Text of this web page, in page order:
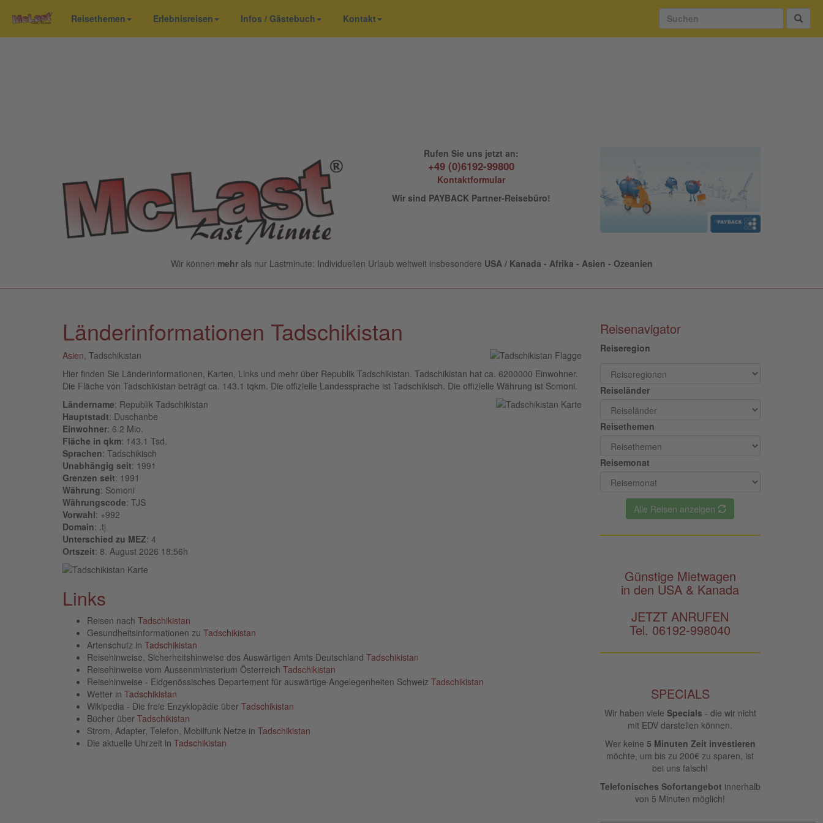
Rufen Sie uns jetzt an:
+49 (0)6192-99800
Kontaktformular
Wir sind PAYBACK Partner-Reisebüro!
Wir können mehrals nur Lastminute: Individuellen Urlaub weltweit insbesondere USA / Kanada - Afrika - Asien - Ozeanien
Reisethemen Erlebnisreisen Infos / Gästebuch Kontakt
Länderinformationen Tadschikistan
Asien , Tadschikistan
Hier finden Sie Länderinformationen, Karten, Links und mehr über Republik Tadschikistan. Tadschikistan hat ca. 6200000 Einwohner.
Die Fläche von Tadschikistan beträgt ca. 143.1 tqkm. Die offizielle Landessprache ist Tadschikisch. Die offizielle Währung ist Somoni.
Ländername: Republik Tadschikistan
Hauptstadt: Duschanbe
Einwohner: 6.2 Mio.
Fläche in qkm: 143.1 Tsd.
Sprachen: Tadschikisch
Unabhängig seit: 1991
Grenzen seit: 1991
Währung: Somoni
Währungscode: TJS
Vorwahl: +992
Domain: .tj
Unterschied zu MEZ: 4
Ortszeit: 8. August 2026 18:56h
Links
Reisen nach Tadschikistan
Gesundheitsinformationen zu Tadschikistan
Artenschutz in Tadschikistan
Reisehinweise, Sicherheitshinweise des Auswärtigen Amts Deutschland Tadschikistan
Reisehinweise vom Aussenministerium Österreich Tadschikistan
Reisehinweise - Eidgenössisches Departement für auswärtige Angelegenheiten Schweiz Tadschikistan
Wetter in Tadschikistan
Wikipedia - Die freie Enzyklopädie über Tadschikistan
Bücher über Tadschikistan
Strom, Adapter, Telefon, Mobilfunk Netze in Tadschikistan
Die aktuelle Uhrzeit in Tadschikistan
Reisenavigator
Reiseregion
Reiseländer
Reisethemen
Reisemonat
Alle Reisen anzeigen
Günstige Mietwagen
in den USA & Kanada
JETZT ANRUFEN
Tel. 06192-998040
SPECIALS
Wir haben viele Specials - die wir nicht
mit EDV darstellen können.
Wer keine 5 Minuten Zeit investieren
möchte, um bis zu 200€ zu sparen, ist
bei uns falsch!
Telefonisches Sofortangebot innerhalb
von 5 Minuten möglich!